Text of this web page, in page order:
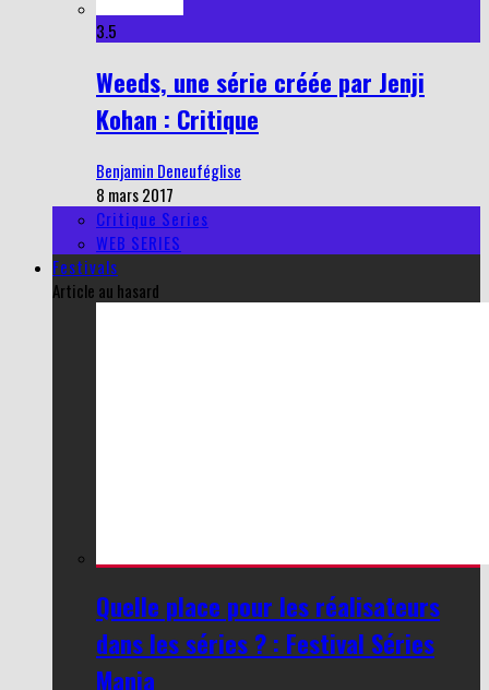
3.5
Weeds, une série créée par Jenji
Kohan : Critique
Benjamin Deneuféglise
8 mars 2017
Critique Series
WEB SERIES
Festivals
Article au hasard
Quelle place pour les réalisateurs
dans les séries ? : Festival Séries
Mania